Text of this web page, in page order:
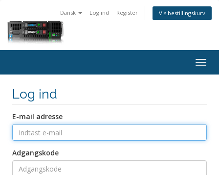
Dansk Log ind Register Vis bestillingskurv
Log ind
E-mail adresse
Adgangskode